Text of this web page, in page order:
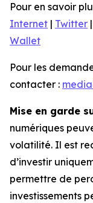
Pour en savoir
Internet | Twitter |
Wallet
Pour les
contacter :
Mise en garde
numériques
volatilité. Il est
d’investir
permettre de
investissements